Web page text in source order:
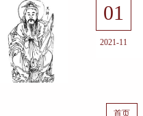
01
2021-11
首页